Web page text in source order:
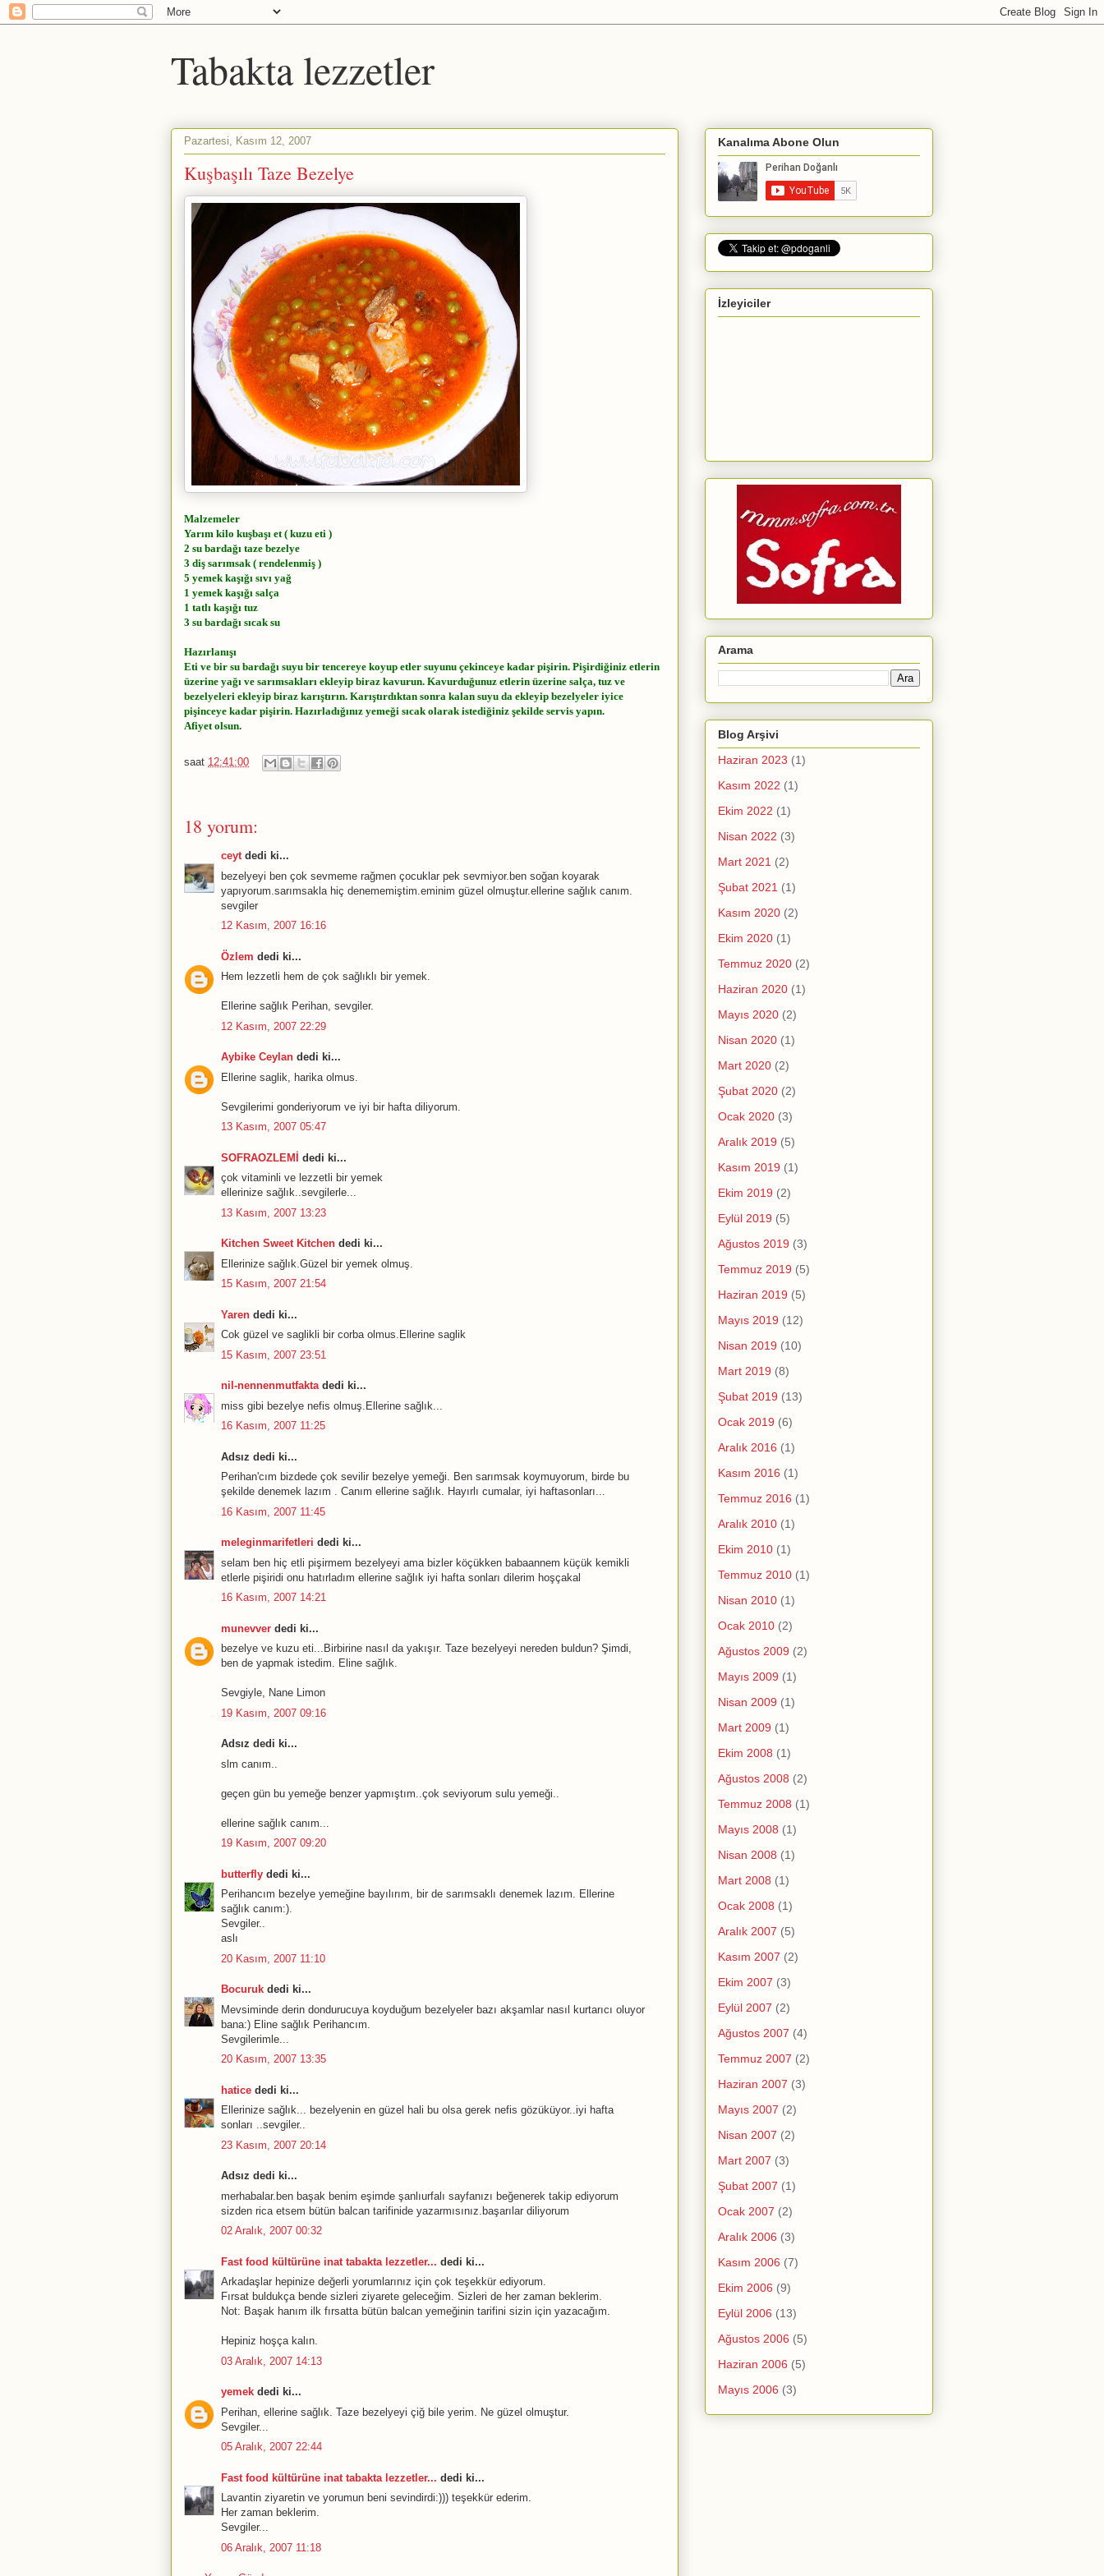
Tabakta lezzetler
Pazartesi, Kasım 12, 2007
Kuşbaşılı Taze Bezelye
Malzemeler
Yarım kilo kuşbaşı et ( kuzu eti )
2 su bardağı taze bezelye
3 diş sarımsak ( rendelenmiş )
5 yemek kaşığı sıvı yağ
1 yemek kaşığı salça
1 tatlı kaşığı tuz
3 su bardağı sıcak su
Hazırlanışı
Eti ve bir su bardağı suyu bir tencereye koyup etler suyunu çekinceye kadar pişirin. Pişirdiğiniz etlerin
üzerine yağı ve sarımsakları ekleyip biraz kavurun. Kavurduğunuz etlerin üzerine salça, tuz ve
bezelyeleri ekleyip biraz karıştırın. Karıştırdıktan sonra kalan suyu da ekleyip bezelyeler iyice
pişinceye kadar pişirin. Hazırladığınız yemeği sıcak olarak istediğiniz şekilde servis yapın.
Afiyet olsun.
saat 12:41:00
18 yorum:
ceytdedi ki...
bezelyeyi ben çok sevmeme rağmen çocuklar pek sevmiyor.ben soğan koyarak
yapıyorum.sarımsakla hiç denememiştim.eminim güzel olmuştur.ellerine sağlık canım.
sevgiler
12 Kasım, 2007 16:16
Özlem dedi ki...
Hem lezzetli hem de çok sağlıklı bir yemek.
Ellerine sağlık Perihan, sevgiler.
12 Kasım, 2007 22:29
Aybike Ceylan dedi ki...
Ellerine saglik, harika olmus.
Sevgilerimi gonderiyorum ve iyi bir hafta diliyorum.
13 Kasım, 2007 05:47
SOFRAOZLEMİ dedi ki...
çok vitaminli ve lezzetli bir yemek
ellerinize sağlık..sevgilerle...
13 Kasım, 2007 13:23
Kitchen Sweet Kitchen dedi ki...
Ellerinize sağlık.Güzel bir yemek olmuş.
15 Kasım, 2007 21:54
Yaren dedi ki...
Cok güzel ve saglikli bir corba olmus.Ellerine saglik
15 Kasım, 2007 23:51
nil-nennenmutfaktadedi ki...
miss gibi bezelye nefis olmuş.Ellerine sağlık...
16 Kasım, 2007 11:25
Adsız dedi ki...
Perihan'cım bizdede çok sevilir bezelye yemeği. Ben sarımsak koymuyorum, birde bu
şekilde denemek lazım . Canım ellerine sağlık. Hayırlı cumalar, iyi haftasonları...
16 Kasım, 2007 11:45
meleginmarifetleri dedi ki...
selam ben hiç etli pişirmem bezelyeyi ama bizler köçükken babaannem küçük kemikli
etlerle pişiridi onu hatırladım ellerine sağlık iyi hafta sonları dilerim hoşçakal
16 Kasım, 2007 14:21
munevver dedi ki...
bezelye ve kuzu eti...Birbirine nasıl da yakışır. Taze bezelyeyi nereden buldun? Şimdi,
ben de yapmak istedim. Eline sağlık.
Sevgiyle, Nane Limon
19 Kasım, 2007 09:16
Adsız dedi ki...
slm canım..
geçen gün bu yemeğe benzer yapmıştım..çok seviyorum sulu yemeği..
ellerine sağlık canım...
19 Kasım, 2007 09:20
butterfly dedi ki...
Perihancım bezelye yemeğine bayılırım, bir de sarımsaklı denemek lazım. Ellerine
sağlık canım:).
Sevgiler..
aslı
20 Kasım, 2007 11:10
Bocuruk dedi ki...
Mevsiminde derin dondurucuya koyduğum bezelyeler bazı akşamlar nasıl kurtarıcı oluyor
bana:) Eline sağlık Perihancım.
Sevgilerimle...
20 Kasım, 2007 13:35
hatice dedi ki...
Ellerinize sağlık... bezelyenin en güzel hali bu olsa gerek nefis gözüküyor..iyi hafta
sonları ..sevgiler..
23 Kasım, 2007 20:14
Adsız dedi ki...
merhabalar.ben başak benim eşimde şanlıurfalı sayfanızı beğenerek takip ediyorum
sizden rica etsem bütün balcan tarifinide yazarmısınız.başarılar diliyorum
02 Aralık, 2007 00:32
Fast food kültürüne inat tabakta lezzetler... dedi ki...
Arkadaşlar hepinize değerli yorumlarınız için çok teşekkür ediyorum.
Fırsat buldukça bende sizleri ziyarete geleceğim. Sizleri de her zaman beklerim.
Not: Başak hanım ilk fırsatta bütün balcan yemeğinin tarifini sizin için yazacağım.
Hepiniz hoşça kalın.
03 Aralık, 2007 14:13
yemek dedi ki...
Perihan, ellerine sağlık. Taze bezelyeyi çiğ bile yerim. Ne güzel olmuştur.
Sevgiler...
05 Aralık, 2007 22:44
Fast food kültürüne inat tabakta lezzetler... dedi ki...
Lavantin ziyaretin ve yorumun beni sevindirdi:))) teşekkür ederim.
Her zaman beklerim.
Sevgiler...
06 Aralık, 2007 11:18
Kanalıma Abone Olun
İzleyiciler
Arama
Blog Arşivi
Haziran 2023 (1)
Kasım 2022 (1)
Ekim 2022 (1)
Nisan 2022 (3)
Mart 2021 (2)
Şubat 2021 (1)
Kasım 2020 (2)
Ekim 2020 (1)
Temmuz 2020 (2)
Haziran 2020 (1)
Mayıs 2020 (2)
Nisan 2020 (1)
Mart 2020 (2)
Şubat 2020 (2)
Ocak 2020 (3)
Aralık 2019 (5)
Kasım 2019 (1)
Ekim 2019 (2)
Eylül 2019 (5)
Ağustos 2019 (3)
Temmuz 2019 (5)
Haziran 2019 (5)
Mayıs 2019 (12)
Nisan 2019 (10)
Mart 2019 (8)
Şubat 2019 (13)
Ocak 2019 (6)
Aralık 2016 (1)
Kasım 2016 (1)
Temmuz 2016 (1)
Aralık 2010 (1)
Ekim 2010 (1)
Temmuz 2010 (1)
Nisan 2010 (1)
Ocak 2010 (2)
Ağustos 2009 (2)
Mayıs 2009 (1)
Nisan 2009 (1)
Mart 2009 (1)
Ekim 2008 (1)
Ağustos 2008 (2)
Temmuz 2008 (1)
Mayıs 2008 (1)
Nisan 2008 (1)
Mart 2008 (1)
Ocak 2008 (1)
Aralık 2007 (5)
Kasım 2007 (2)
Ekim 2007 (3)
Eylül 2007 (2)
Ağustos 2007 (4)
Temmuz 2007 (2)
Haziran 2007 (3)
Mayıs 2007 (2)
Nisan 2007 (2)
Mart 2007 (3)
Şubat 2007 (1)
Ocak 2007 (2)
Aralık 2006 (3)
Kasım 2006 (7)
Ekim 2006 (9)
Eylül 2006 (13)
Ağustos 2006 (5)
Haziran 2006 (5)
Mayıs 2006 (3)